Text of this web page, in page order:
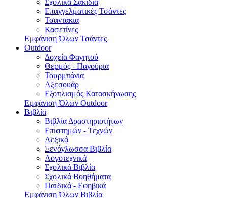
Σχολικά Σακίδια
Επαγγελματικές Τσάντες
Τσαντάκια
Κασετίνες
Εμφάνιση Όλων Τσάντες
Outdoor
Δοχεία Φαγητού
Θερμός - Παγούρια
Τουρμπάνια
Αξεσουάρ
Εξοπλισμός Κατασκήνωσης
Εμφάνιση Όλων Outdoor
Βιβλία
Βιβλία Δραστηριοτήτων
Επιστημών - Τεχνών
Λεξικά
Ξενόγλωσσα Βιβλία
Λογοτεχνικά
Σχολικά Βιβλία
Σχολικά Βοηθήματα
Παιδικά - Εφηβικά
Εμφάνιση Όλων Βιβλία